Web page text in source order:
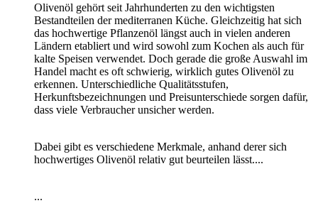
Olivenöl gehört seit Jahrhunderten zu den wichtigsten
Bestandteilen der mediterranen Küche. Gleichzeitig hat sich
das hochwertige Pflanzenöl längst auch in vielen anderen
Ländern etabliert und wird sowohl zum Kochen als auch für
kalte Speisen verwendet. Doch gerade die große Auswahl im
Handel macht es oft schwierig, wirklich gutes Olivenöl zu
erkennen. Unterschiedliche Qualitätsstufen,
Herkunftsbezeichnungen und Preisunterschiede sorgen dafür,
dass viele Verbraucher unsicher werden.
Dabei gibt es verschiedene Merkmale, anhand derer sich
hochwertiges Olivenöl relativ gut beurteilen lässt....
...